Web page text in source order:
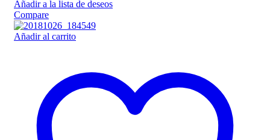
Añadir a la lista de deseos
Compare
Añadir al carrito